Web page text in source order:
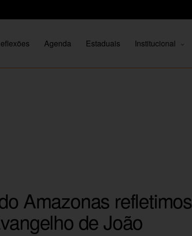
Agenda Estaduais Institucional
Amazonas refletimos
de João